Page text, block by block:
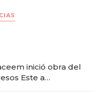
inició obra del
Este a